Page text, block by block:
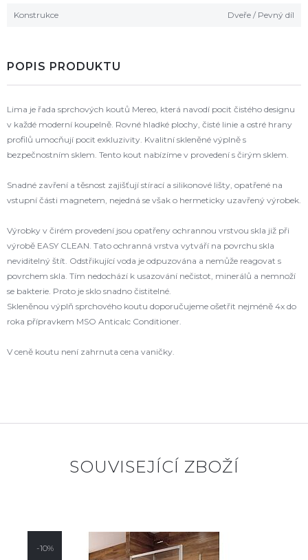
Konstrukce Dveře / Pevný díl
POPIS PRODUKTU
Lima je řada sprchových koutů Mereo, která navodí pocit čistého designu
v každé moderní koupelně. Rovné hladké plochy, čisté linie a ostré hrany
profilů umocňují pocit exkluzivity. Kvalitní skleněné výplně s
bezpečnostním sklem. Tento kout nabízíme v provedení s čirým sklem.
Snadné zavření a těsnost zajišťují stírací a silikonové lišty, opatřené na
vstupní části magnetem, nejedná se však o hermeticky uzavřený výrobek.
Výrobky v čirém provedení jsou opatřeny ochrannou vrstvou skla již při
výrobě EASY CLEAN. Tato ochranná vrstva vytváří na povrchu skla
neviditelný štít. Odstřikující voda je odpuzována a nemůže reagovat s
povrchem skla. Tím nedochází k usazování nečistot, minerálů a nemnoží
se bakterie. Proto je sklo snadno čistitelné.
Skleněnou výplň sprchového koutu doporučujeme ošetřit nejméně 4x do
roka přípravkem MSO Anticalc Conditioner.
V ceně koutu není zahrnuta cena vaničky.
SOUVISEJÍCÍ ZBOŽÍ
-10%